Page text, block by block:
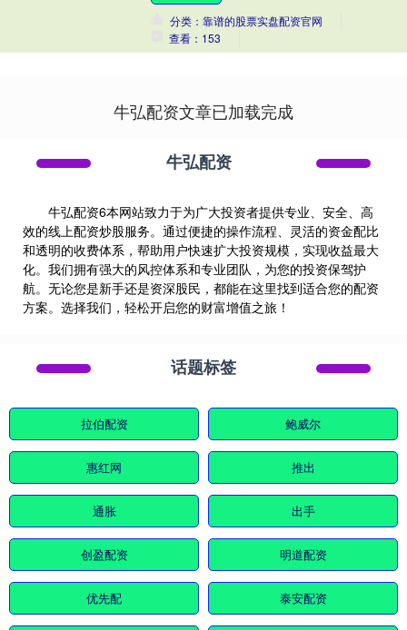
分类：靠谱的股票实盘配资官网
查看：153
牛弘配资文章已加载完成
牛弘配资
牛弘配资6本网站致力于为广大投资者提供专业、安全、高
效的线上配资炒股服务。通过便捷的操作流程、灵活的资金配比
和透明的收费体系，帮助用户快速扩大投资规模，实现收益最大
化。我们拥有强大的风控体系和专业团队，为您的投资保驾护
航。无论您是新手还是资深股民，都能在这里找到适合您的配资
方案。选择我们，轻松开启您的财富增值之旅！
话题标签
拉伯配资 鲍威尔
惠红网 推出
通胀 出手
创盈配资 明道配资
优先配 泰安配资